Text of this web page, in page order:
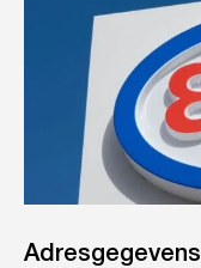
Adresgegevens